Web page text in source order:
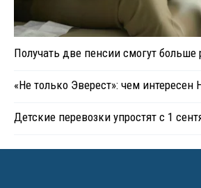
Получать две пенсии смогут больше
«Не только Эверест»: чем интересен
Детские перевозки упростят с 1